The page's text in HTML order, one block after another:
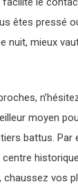
êtes pressé
nuit, mieux
moyen
battus. Par
chaussez vos